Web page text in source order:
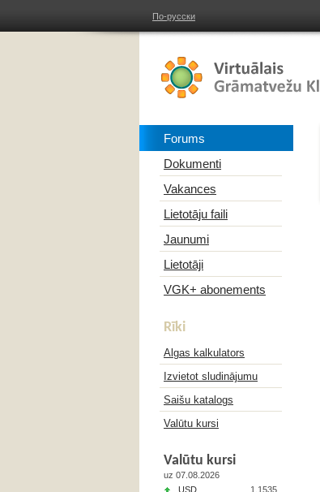
По-русски
Forums
Dokumenti
Vakances
Lietotāju faili
Jaunumi
Lietotāji
VGK+ abonements
Rīki
Algas kalkulators
Izvietot sludinājumu
Saišu katalogs
Valūtu kursi
Valūtu kursi
uz 07.08.2026
USD
1.1535